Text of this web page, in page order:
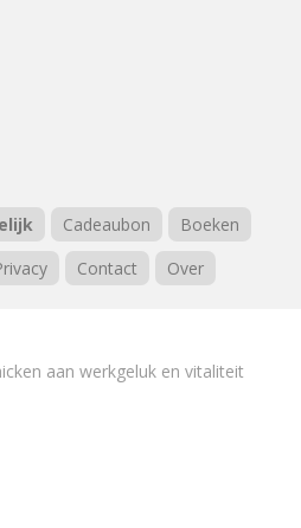
Cadeaubon
Boeken
Contact Over
aan werkgeluk en vitaliteit